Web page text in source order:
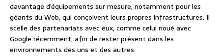
davantage d’équipements sur mesure, notamment pour les
géants du Web, qui conçoivent leurs propres infrastructures. Il
scelle des partenariats avec eux, comme celui noué avec
Google récemment, afin de rester présent dans les
environnements des uns et des autres.